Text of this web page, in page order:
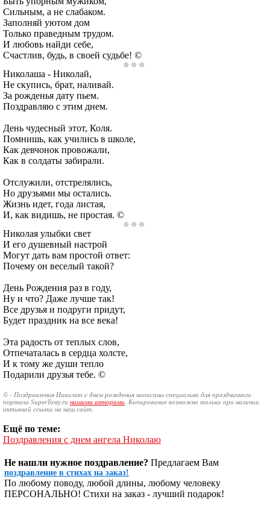
Сильным, а не слабаком.
Заполняй уютом дом
Только праведным трудом.
И любовь найди себе,
Счастлив, будь, в своей судьбе! ©
Николаша - Николай,
Не скупись, брат, наливай.
За рожденья дату пьем.
Поздравляю с этим днем.
День чудесный этот, Коля.
Помнишь, как учились в школе,
Как девчонок провожали,
Как в солдаты забирали.
Отслужили, отстрелялись,
Но друзьями мы остались.
Жизнь идет, года листая,
И, как видишь, не простая. ©
Николая улыбки свет
И его душевный настрой
Могут дать вам простой ответ:
Почему он веселый такой?
День Рождения раз в году,
Ну и что? Даже лучше так!
Все друзья и подруги придут,
Будет праздник на все века!
Эта радость от теплых слов,
Отпечаталась в сердца холсте,
И к тому же души тепло
Подарили друзья тебе. ©
© - Поздравления Николаю с днем рождения написаны специально для праздничного
портала SuperTosty.ru нашими авторами . Копирование возможно только при наличии
активной ссылки на наш сайт.
Ещё по теме:
Поздравления с днем ангела Николаю
Не нашли нужное поздравление? Предлагаем Вам
поздравление в стихах на заказ!
По любому поводу, любой длины, любому человеку
ПЕРСОНАЛЬНО! Стихи на заказ - лучший подарок!